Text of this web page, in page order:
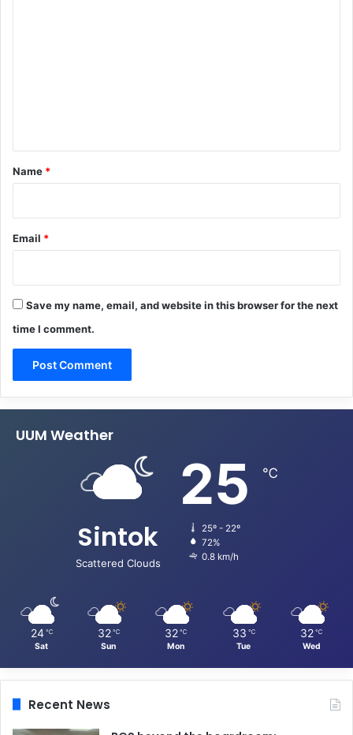
*
Name *
Email *
Save my name, email, and website in this browser for the next
time I comment.
UUM Weather
Sintok
Scattered Clouds
25 ℃
25º - 22º
72%
0.8 km/h
24 ℃
Sat
32 ℃
Sun
32 ℃
Mon
33 ℃
Tue
32 ℃
Wed
Recent News